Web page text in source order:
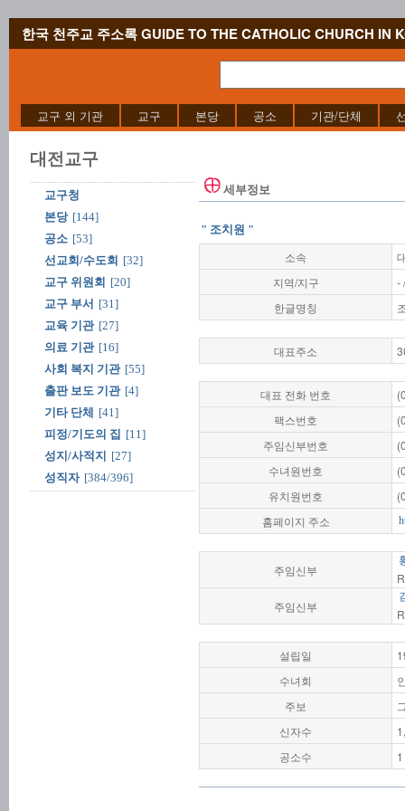
한국 천주교 주소록 GUIDE TO THE CATHOLIC CHURCH IN
교구 외 기관 교구 본당 공소 기관/단체
대전교구
교구청
본당 [144]
공소 [53]
선교회/수도회 [32]
교구 위원회 [20]
교구 부서 [31]
교육 기관 [27]
의료 기관 [16]
사회 복지 기관 [55]
출판 보도 기관 [4]
기타 단체
[41]
피정/기도의 집 [11]
성지/사적지
[27]
성직자 [384/396]
세부정보
" 조치원 "
소속
지역/지구
-
한글명칭
대표주소
대표 전화 번호
팩스번호
주임신부번호
수녀원번호
유치원번호
홈페이지 주소
주임신부
주임신부
설립일
수녀회
주보
신자수
공소수
1